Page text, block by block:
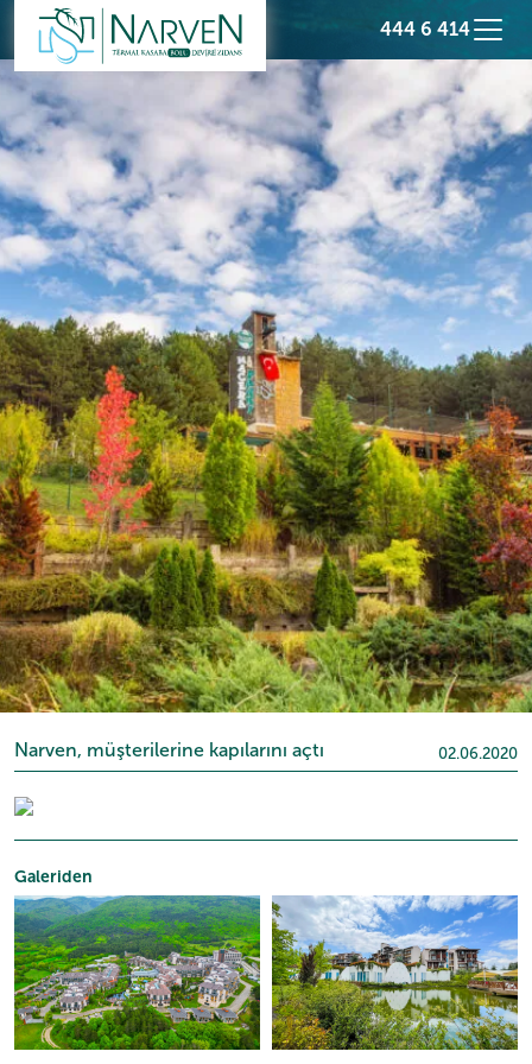
444 6 414
Galeriden
Narven, müşterilerine kapılarını açtı 02.06.2020